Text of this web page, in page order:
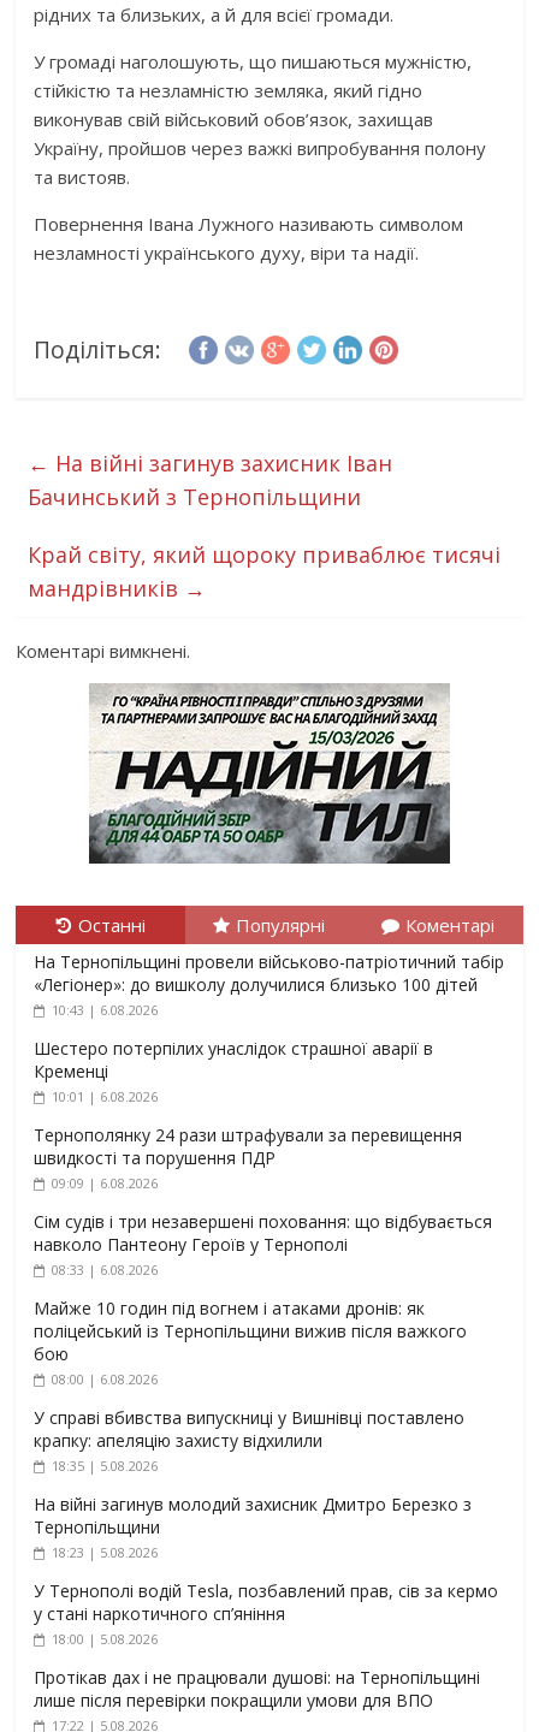
рідних та близьких, а й для всієї громади.
У громаді наголошують, що пишаються мужністю,
стійкістю та незламністю земляка, який гідно
виконував свій військовий обов’язок, захищав
Україну, пройшов через важкі випробування полону
та вистояв.
Повернення Івана Лужного називають символом
незламності українського духу, віри та надії.
Поділіться:
← На війні загинув захисник Іван
Бачинський з Тернопільщини
Край світу, який щороку приваблює тисячі
мандрівників →
Коментарі вимкнені.
Останні Популярні Коментарі
На Тернопільщині провели військово-патріотичний табір
«Легіонер»: до вишколу долучилися близько 100 дітей
10:43 | 6.08.2026
Шестеро потерпілих унаслідок страшної аварії в
Кременці
10:01 | 6.08.2026
Тернополянку 24 рази штрафували за перевищення
швидкості та порушення ПДР
09:09 | 6.08.2026
Сім судів і три незавершені поховання: що відбувається
навколо Пантеону Героїв у Тернополі
08:33 | 6.08.2026
Майже 10 годин під вогнем і атаками дронів: як
поліцейський із Тернопільщини вижив після важкого
бою
08:00 | 6.08.2026
У справі вбивства випускниці у Вишнівці поставлено
крапку: апеляцію захисту відхилили
18:35 | 5.08.2026
На війні загинув молодий захисник Дмитро Березко з
Тернопільщини
18:23 | 5.08.2026
У Тернополі водій Tesla, позбавлений прав, сів за кермо
у стані наркотичного сп’яніння
18:00 | 5.08.2026
Протікав дах і не працювали душові: на Тернопільщині
лише після перевірки покращили умови для ВПО
17:22 | 5.08.2026